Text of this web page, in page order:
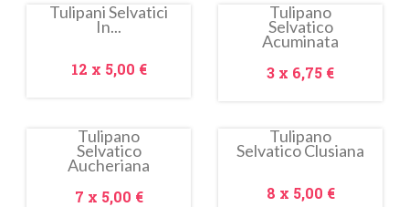
Tulipani Selvatici
In...
Prezzo
12 x 5,00 €
Tulipano
Selvatico
Acuminata
Prezzo
3 x 6,75 €
Tulipano
Selvatico
Aucheriana
Prezzo
7 x 5,00 €
Tulipano
Selvatico Clusiana
Prezzo
8 x 5,00 €